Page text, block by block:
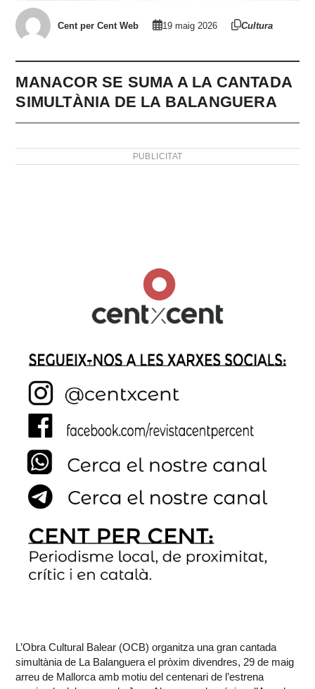
Cent per Cent Web 19 maig 2026 Cultura
MANACOR SE SUMA A LA CANTADA
SIMULTÀNIA DE LA BALANGUERA
PUBLICITAT
L’Obra Cultural Balear (OCB) organitza una gran cantada
simultània de La Balanguera el pròxim divendres, 29 de maig
arreu de Mallorca amb motiu del centenari de l’estrena